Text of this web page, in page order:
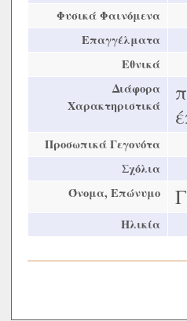
Φυσικά Φαινόμενα
Επαγγέλματα
Εθνικά
Διάφορα
Χαρακτηριστικά
Προσωπικά Γεγονότα
Σχόλια
Όνομα, Επώνυμο
Ηλικία